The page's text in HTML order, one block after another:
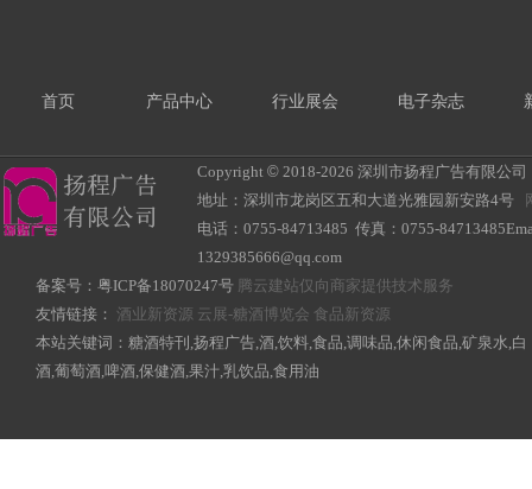
首页 产品中心 行业展会 电子杂志
Copyright © 2018-2026 深圳市扬程广告有限公
地址：深圳市龙岗区五和大道光雅园新安路4号
电话：0755-84713485 传真：0755-
1329385666@qq.com
备案号： 粤ICP备18070247号 腾云建站仅向商家提供技术服务
友情链接： 酒业新资源 云展-糖酒博览会 食品新资源
本站关键词：糖酒特刊,扬程广告,酒,饮料,食品,调味品,休闲食品,矿泉水,白
酒,葡萄酒,啤酒,保健酒,果汁,乳饮品,食用油